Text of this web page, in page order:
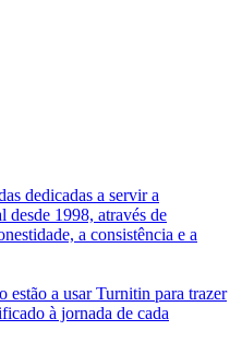
dedicadas a servir a
desde 1998, através de
a consistência e a
estão a usar Turnitin para trazer
à jornada de cada